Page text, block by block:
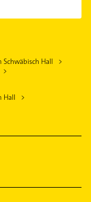
Schwäbisch Hall
Hall